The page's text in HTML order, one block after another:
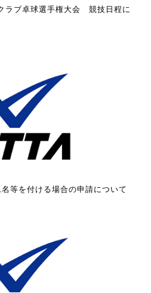
ラブ卓球選手権大会 競技日程に
等を付ける場合の申請について